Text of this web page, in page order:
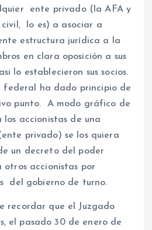
ente privado (la AFA y
civil, lo es) a asociar a
estructura jurídica a la
en clara oposición a sus
lo establecieron sus socios.
federal ha dado principio de
punto. A modo gráfico de
los accionistas de una
privado) se los quiera
un decreto del poder
otros accionistas por
del gobierno de turno.
recordar que el Juzgado
el pasado 30 de enero de